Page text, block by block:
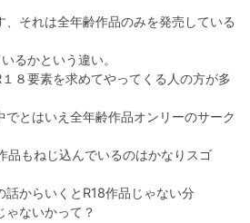
、それは全年齢作品のみを発売している
るかという違い。
８要素を求めてやってくる人の方が多
でとはいえ全年齢作品オンリーのサーク
品もねじ込んでいるのはかなりスゴ
話からいくとR18作品じゃない分
ゃないかって？